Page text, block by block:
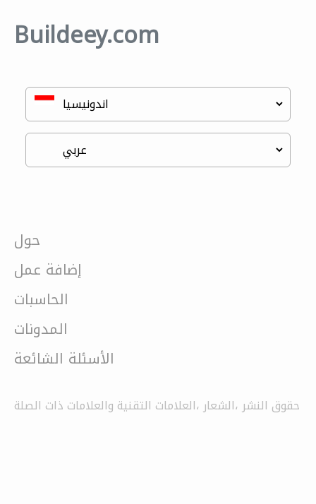
Buildeey.com
حول
إضافة عمل
الحاسبات
المدونات
الأسئلة الشائعة
حقوق النشر ،الشعار ،العلامات التقنية والعلامات ذات الصلة